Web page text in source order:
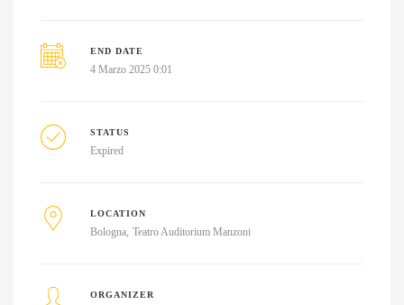
END DATE
4 Marzo 2025 0:01
STATUS
Expired
LOCATION
Bologna Teatro Auditorium Manzoni
ORGANIZER